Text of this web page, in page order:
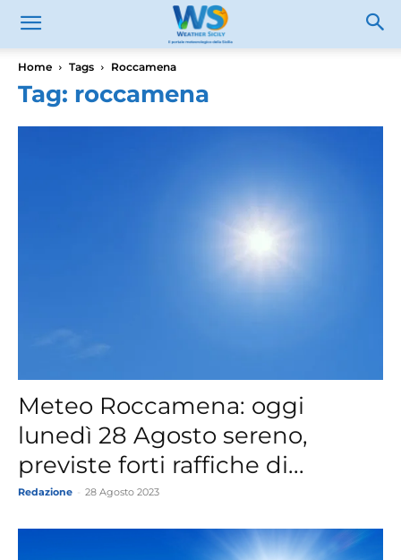
Home Tags Roccamena
Tag: roccamena
Meteo Roccamena: oggi
lunedì 28 Agosto sereno,
previste forti raffiche di...
Redazione 28 Agosto 2023